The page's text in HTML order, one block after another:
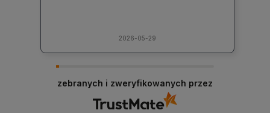
2026-05-29
zebranych i zweryfikowanych przez